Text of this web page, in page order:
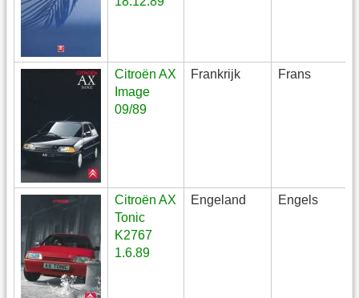
Citroën AX
Image
09/89
Frankrijk Frans
Citroën AX
Tonic
K2767
1.6.89
Engeland Engels